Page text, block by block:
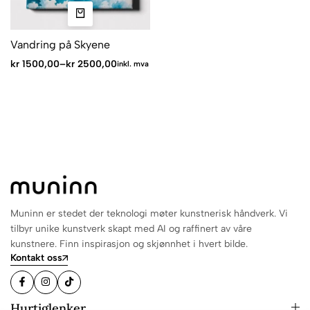
Vandring på Skyene
kr 1500,00–kr 2500,00inkl. mva
Muninn er stedet der teknologi møter kunstnerisk håndverk. Vi
tilbyr unike kunstverk skapt med AI og raffinert av våre
kunstnere. Finn inspirasjon og skjønnhet i hvert bilde.
Kontakt oss